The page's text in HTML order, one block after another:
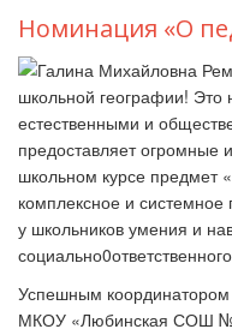
Номинация «О
школьной географии!
естественными и
предоставляет огромные
школьном курсе предмет
комплексное и
у школьников умения и
Успешным координатором
МКОУ «Любинская СОШ